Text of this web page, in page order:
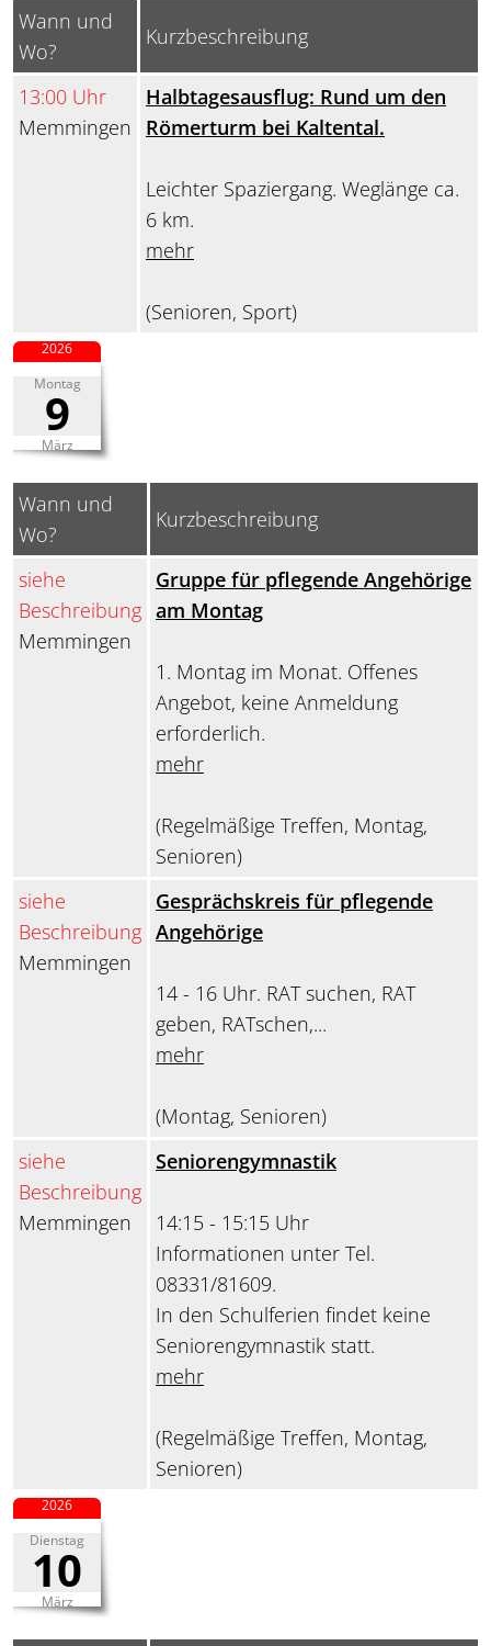
Wann und
Wo?
Kurzbeschreibung
13:00 Uhr
Memmingen
Halbtagesausflug: Rund um den
Römerturm bei Kaltental.
Leichter Spaziergang. Weglänge ca.
6 km.
mehr
(Senioren, Sport)
Montag
9
März
2026
Wann und
Wo?
Kurzbeschreibung
siehe
Beschreibung
Memmingen
Gruppe für pflegende Angehörige
am Montag
1. Montag im Monat. Offenes
Angebot, keine Anmeldung
erforderlich.
mehr
(Regelmäßige Treffen, Montag,
Senioren)
siehe
Beschreibung
Memmingen
Gesprächskreis für pflegende
Angehörige
14 - 16 Uhr. RAT suchen, RAT
geben, RATschen,...
mehr
(Montag, Senioren)
siehe
Beschreibung
Memmingen
Seniorengymnastik
14:15 - 15:15 Uhr
Informationen unter Tel.
08331/81609.
In den Schulferien findet keine
Seniorengymnastik statt.
mehr
(Regelmäßige Treffen, Montag,
Senioren)
Dienstag
10
März
2026